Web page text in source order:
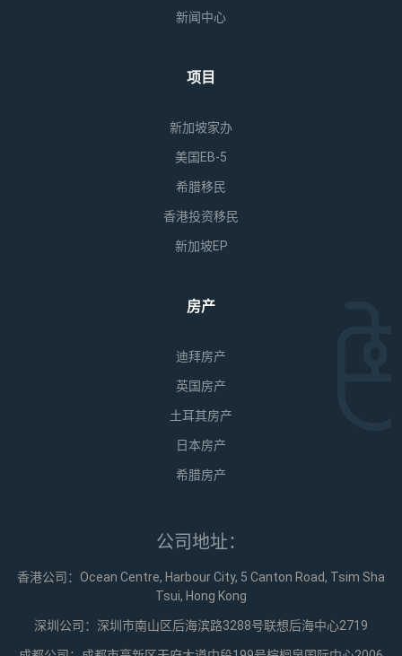
新闻中心
项目
新加坡家办
美国EB-5
希腊移民
香港投资移民
新加坡EP
房产
迪拜房产
英国房产
土耳其房产
日本房产
希腊房产
公司地址：
香港公司：Ocean Centre, Harbour City, 5 Canton Road, Tsim Sha
Tsui, Hong Kong
深圳公司：深圳市南山区后海滨路3288号联想后海中心2719